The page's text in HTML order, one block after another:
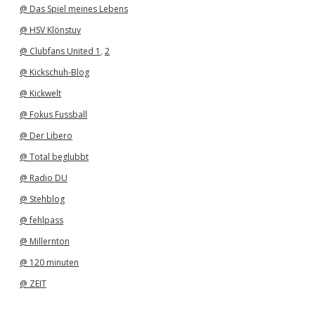
@ Das Spiel meines Lebens
@ HSV Klönstuv
@ Clubfans United 1 , 2
@ Kickschuh-Blog
@ Kickwelt
@ Fokus Fussball
@ Der Libero
@ Total beglubbt
@ Radio DU
@ Stehblog
@ fehlpass
@ Millernton
@ 120 minuten
@ ZEIT